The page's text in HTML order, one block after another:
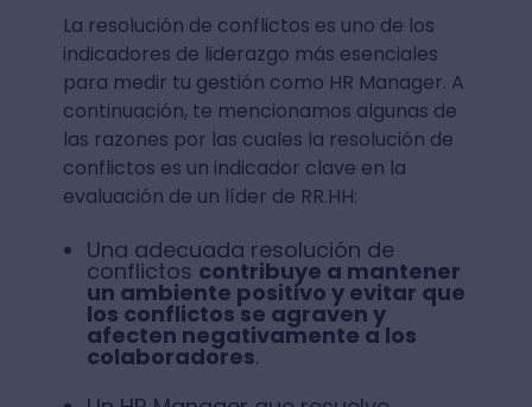
La resolución de conflictos es uno de los
indicadores de liderazgo más esenciales
para medir tu gestión como HR Manager. A
continuación, te mencionamos algunas de
las razones por las cuales la resolución de
conflictos es un indicador clave en la
evaluación de un líder de RR.HH:
Una adecuada resolución de
conflictos contribuye a mantener
un ambiente positivo y evitar que
los conflictos se agraven y
afecten negativamente a los
colaboradores.